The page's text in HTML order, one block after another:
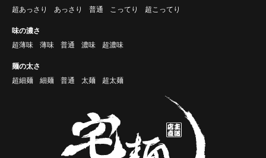
超あっさり
あっさり 普通 こってり 超こってり
味の濃さ
超薄味
薄味 普通 濃味 超濃味
麺の太さ
超細麺
細麺 普通 太麺 超太麺